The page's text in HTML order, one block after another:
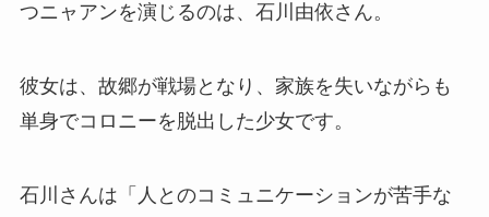
つニャアンを演じるのは、石川由依さん。
彼女は、故郷が戦場となり、家族を失いながらも
単身でコロニーを脱出した少女です。
石川さんは「人とのコミュニケーションが苦手な